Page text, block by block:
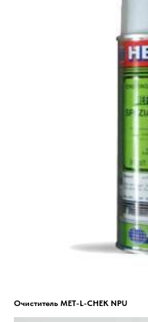
Очиститель MET-L-CHEK NPU